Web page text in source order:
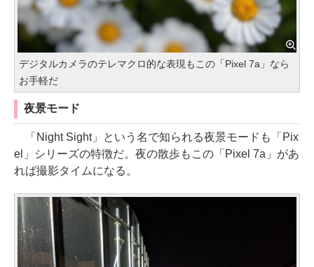
デジタルカメラのテレマクロ的な表現もこの「Pixel 7a」なら
お手軽だ
夜景モード
「Night Sight」という名で知られる夜景モードも「Pix
el」シリーズの特徴だ。夜の散歩もこの「Pixel 7a」があ
れば撮影タイムになる。